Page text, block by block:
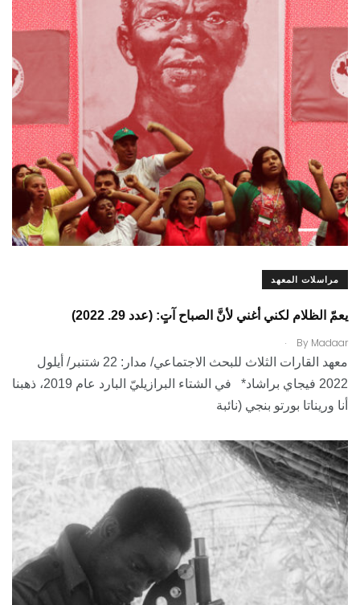
مراسلات المعهد
يعمّ الظلام لكني أغني لأنَّ الصباح آتٍ: (عدد 29. 2022)
By Madaar
.
معهد القارات الثلاث للبحث الاجتماعي/ مدار: 22 شتنبر/ أيلول
2022 فيجاي براشاد* في الشتاء البرازيليّ البارد عام 2019، ذهبنا
أنا وريناتا بورتو بنجي (نائبة